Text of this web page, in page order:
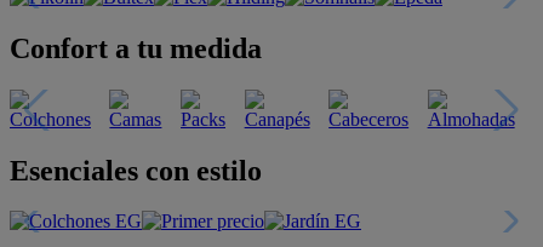
Confort a tu medida
Esenciales con estilo